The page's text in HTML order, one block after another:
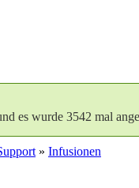
es wurde 3542 mal
» Infusionen